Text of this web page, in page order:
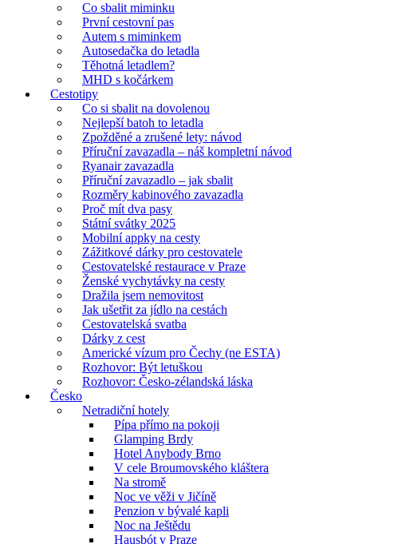
Co sbalit miminku
První cestovní pas
Autem s miminkem
Autosedačka do letadla
Těhotná letadlem?
MHD s kočárkem
Cestotipy
Co si sbalit na dovolenou
Nejlepší batoh to letadla
Zpožděné a zrušené lety: návod
Příruční zavazadla – náš kompletní návod
Ryanair zavazadla
Příruční zavazadlo – jak sbalit
Rozměry kabinového zavazadla
Proč mít dva pasy
Státní svátky 2025
Mobilní appky na cesty
Zážitkové dárky pro cestovatele
Cestovatelské restaurace v Praze
Ženské vychytávky na cesty
Dražila jsem nemovitost
Jak ušetřit za jídlo na cestách
Cestovatelská svatba
Dárky z cest
Americké vízum pro Čechy (ne ESTA)
Rozhovor: Být letuškou
Rozhovor: Česko-zélandská láska
Česko
Netradiční hotely
Pípa přímo na pokoji
Glamping Brdy
Hotel Anybody Brno
V cele Broumovského kláštera
Na stromě
Noc ve věži v Jičíně
Penzion v bývalé kapli
Noc na Ještědu
Hausbót v Praze